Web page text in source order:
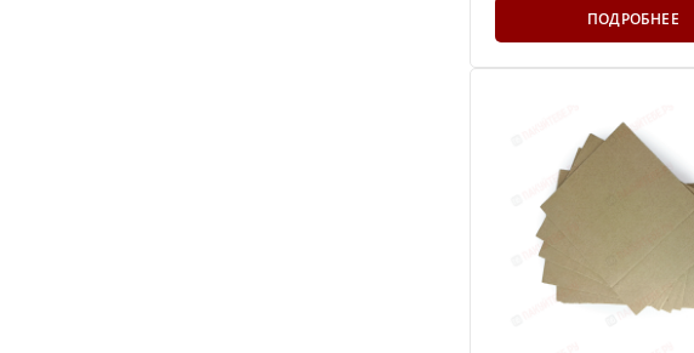
ПОДРОБНЕЕ